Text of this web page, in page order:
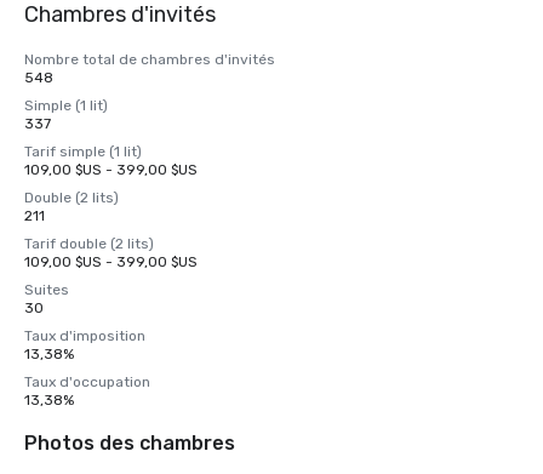
Chambres d'invités
Nombre total de chambres d'invités
548
Simple (1 lit)
337
Tarif simple (1 lit)
109,00 $US - 399,00 $US
Double (2 lits)
211
Tarif double (2 lits)
109,00 $US - 399,00 $US
Suites
30
Taux d'imposition
13,38%
Taux d'occupation
13,38%
Photos des chambres